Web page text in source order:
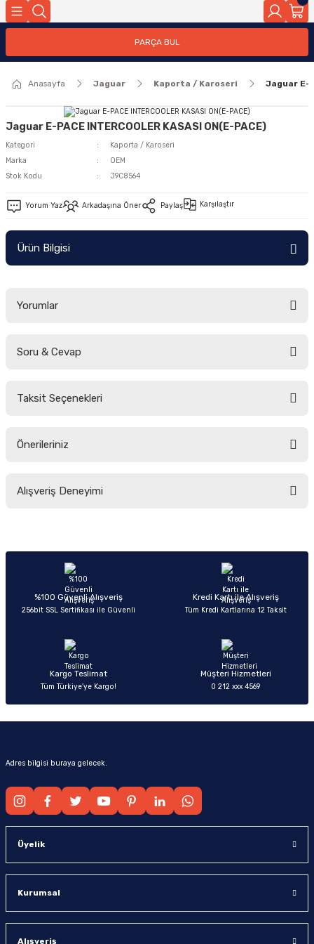
PARÇA BUL
Anasayfa Jaguar Kaporta / Karoseri Jaguar E-
Jaguar E-PACE INTERCOOLER KASASI ON(E-PACE)
Kategori
Kaporta / Karoseri
Marka
OEM
Stok Kodu
J9C8564
Yorum Yaz Arkadaşına Öner Paylaş Karşılaştır
Ürün Bilgisi
Yorumlar
Soru & Cevap
Taksit Seçenekleri
Önerileriniz
yetersiz gördüğünüz noktaları öneri formunu kullanarak tarafımıza
Ürün açıklamasında eksik bilgiler bulunuyor.
Ürün bilgilerinde hatalar bulunuyor.
Ürün fiyatı diğer sitelerden daha pahalı.
Alışveriş Deneyimi
Sitemize ilk yorumu siz yapın!
%100 Güvenli Alışveriş
256bit SSL Sertifikası ile Güvenli
Kredi Kartı ile Alışveriş
Tüm Kredi Kartlarına 12 Taksit
Kargo Teslimat
Tüm Türkiye’ye Kargo!
Müşteri Hizmetleri
0 212 xxx 4569
Adres bilgisi buraya gelecek.
Üyelik
Kurumsal
Alışveriş